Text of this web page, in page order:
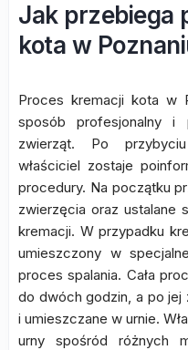
Jak przebiega
kota w
Proces kremacji kota w
sposób profesjonalny i
zwierząt. Po
właściciel zostaje
procedury. Na początku
zwierzęcia oraz ustalane
kremacji. W przypadku
umieszczony w
proces spalania. Cała
do dwóch godzin, a po jej
i umieszczane w urnie.
urny spośród różnych